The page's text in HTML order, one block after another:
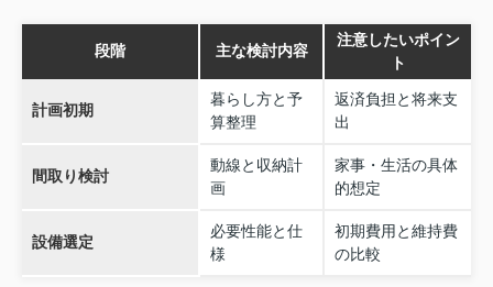
段階 主な検討内容
注意したいポイン
ト
計画初期
暮らし方と予
算整理
返済負担と将来支
出
間取り検討
動線と収納計
画
家事・生活の具体
的想定
設備選定
必要性能と仕
様
初期費用と維持費
の比較